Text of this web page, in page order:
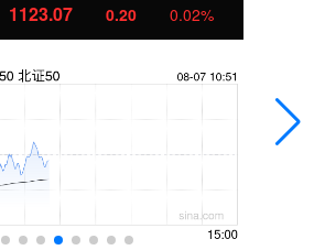
1123.07 0.20 0.02%